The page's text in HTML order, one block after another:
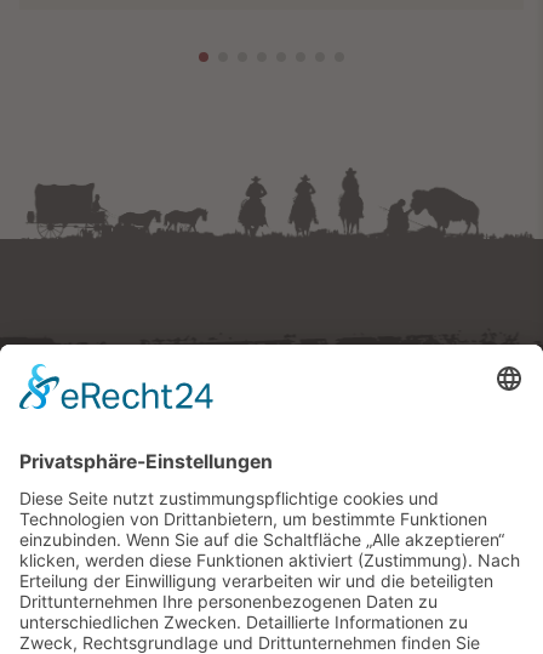
Westernstadt Pullman City
E-Mail:tickets@pullmancity.de
© Freizeitpark Pullman City
Impressum
Datenschutz
Folge uns